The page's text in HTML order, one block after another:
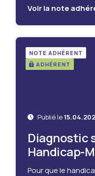
Voir la note
NOTE ADHÉRENT
ADHÉRENT
Publié le
Diagnostic
Handicap-
Pour que le